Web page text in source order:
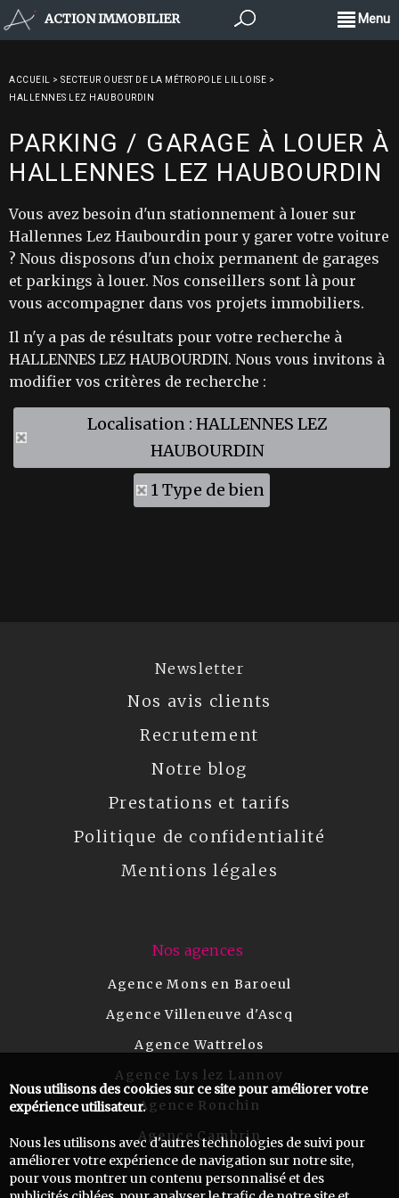
ACTION IMMOBILIER Menu
ACCUEIL > SECTEUR OUEST DE LA MÉTROPOLE LILLOISE >
HALLENNES LEZ HAUBOURDIN
PARKING / GARAGE À LOUER À
HALLENNES LEZ HAUBOURDIN
Vous avez besoin d'un stationnement à louer sur
Hallennes Lez Haubourdin pour y garer votre voiture
? Nous disposons d'un choix permanent de garages
et parkings à louer. Nos conseillers sont là pour
vous accompagner dans vos projets immobiliers.
Il n'y a pas de résultats pour votre recherche à
HALLENNES LEZ HAUBOURDIN. Nous vous invitons à
modifier vos critères de recherche :
Localisation : HALLENNES LEZ
HAUBOURDIN
1 Type de bien
Newsletter
Nos avis clients
Recrutement
Notre blog
Prestations et tarifs
Politique de confidentialité
Mentions légales
Nos agences
Agence Mons en Baroeul
Agence Villeneuve d'Ascq
Agence Wattrelos
Agence Lys lez Lannoy
Agence Ronchin
Agence Cambrin
Nous utilisons des cookies sur ce site pour améliorer votre
expérience utilisateur.
Nous les utilisons avec d'autres technologies de suivi pour
améliorer votre expérience de navigation sur notre site,
pour vous montrer un contenu personnalisé et des